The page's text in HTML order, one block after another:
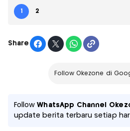
1 2
Share
Follow Okezone di
FollowWhatsApp Channel
update berita terbaru setiap